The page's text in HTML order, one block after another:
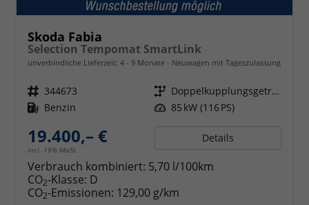
Skoda Fabia
Selection Tempomat SmartLink
unverbindliche Lieferzeit: 4 - 9 Monate Neuwagen mit Tageszulassung
Fahrzeugnr. 344673 Getriebe
Doppelkupplungsgetriebe (DSG)
Kraftstoff Benzin Leistung 85 kW (116 PS)
19.400,– €
incl. 19% MwSt.
Details
Verbrauch kombiniert: 5,70 l/100km
CO2-Klasse: D
CO2-Emissionen: 129,00 g/km